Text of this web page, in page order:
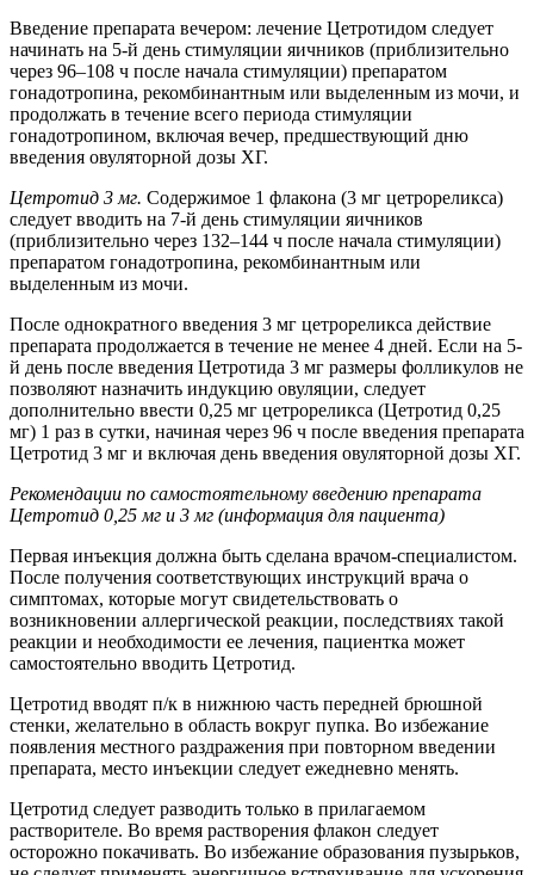
Введение препарата вечером: лечение Цетротидом следует
начинать на 5-й день стимуляции яичников (приблизительно
через 96–108 ч после начала стимуляции) препаратом
гонадотропина, рекомбинантным или выделенным из мочи, и
продолжать в течение всего периода стимуляции
гонадотропином, включая вечер, предшествующий дню
введения овуляторной дозы ХГ.
Цетротид 3 мг. Содержимое 1 флакона (3 мг цетрореликса)
следует вводить на 7-й день стимуляции яичников
(приблизительно через 132–144 ч после начала стимуляции)
препаратом гонадотропина, рекомбинантным или
выделенным из мочи.
После однократного введения 3 мг цетрореликса действие
препарата продолжается в течение не менее 4 дней. Если на 5-
й день после введения Цетротида 3 мг размеры фолликулов не
позволяют назначить индукцию овуляции, следует
дополнительно ввести 0,25 мг цетрореликса (Цетротид 0,25
мг) 1 раз в сутки, начиная через 96 ч после введения препарата
Цетротид 3 мг и включая день введения овуляторной дозы ХГ.
Рекомендации по самостоятельному введению препарата
Цетротид 0,25 мг и 3 мг (информация для пациента)
Первая инъекция должна быть сделана врачом-специалистом.
После получения соответствующих инструкций врача о
симптомах, которые могут свидетельствовать о
возникновении аллергической реакции, последствиях такой
реакции и необходимости ее лечения, пациентка может
самостоятельно вводить Цетротид.
Цетротид вводят п/к в нижнюю часть передней брюшной
стенки, желательно в область вокруг пупка. Во избежание
появления местного раздражения при повторном введении
препарата, место инъекции следует ежедневно менять.
Цетротид следует разводить только в прилагаемом
растворителе. Во время растворения флакон следует
осторожно покачивать. Во избежание образования пузырьков,